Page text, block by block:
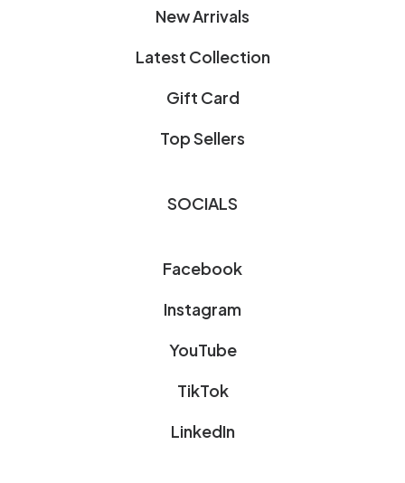
New Arrivals
Latest Collection
Gift Card
Top Sellers
SOCIALS
Facebook
Instagram
YouTube
TikTok
LinkedIn